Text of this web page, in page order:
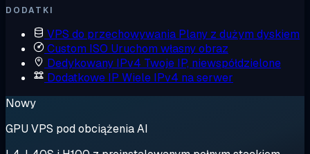
DODATKI
VPS do przechowywania Plany z dużym dyskiem
Custom ISO Uruchom własny obraz
Dedykowany IPv4 Twoje IP, niewspółdzielone
Dodatkowe IP Wiele IPv4 na serwer
Nowy
GPU VPS pod obciążenia AI